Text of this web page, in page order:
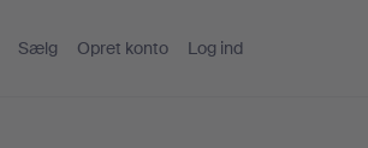
Sælg Opret konto Log ind